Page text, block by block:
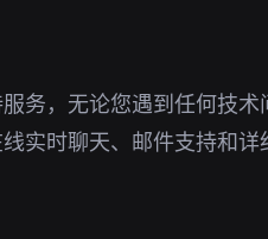
务，无论您遇到任何技
实时聊天、邮件支持和